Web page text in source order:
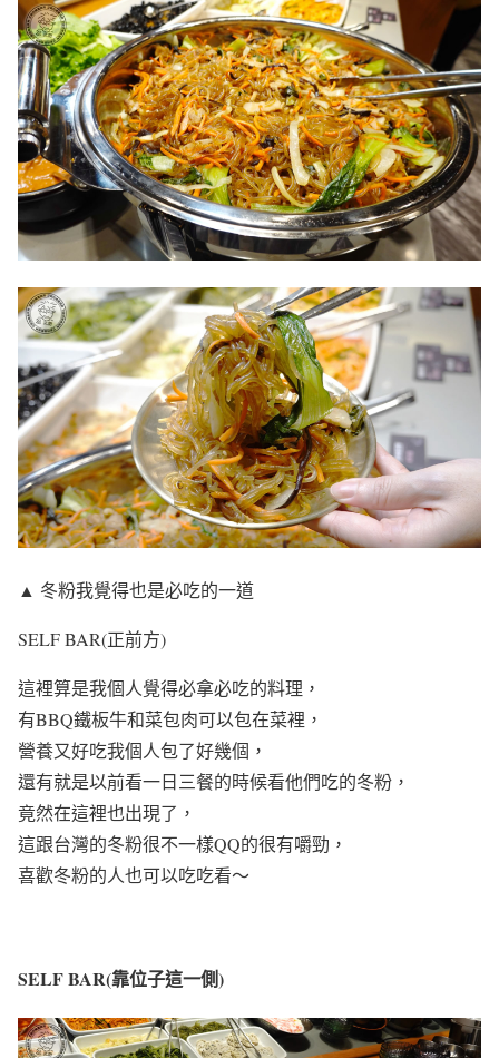
▲ 冬粉我覺得也是必吃的一道
SELF BAR(正前方)
這裡算是我個人覺得必拿必吃的料理，
有BBQ鐵板牛和菜包肉可以包在菜裡，
營養又好吃我個人包了好幾個，
還有就是以前看一日三餐的時候看他們吃的冬粉，
竟然在這裡也出現了，
這跟台灣的冬粉很不一樣QQ的很有嚼勁，
喜歡冬粉的人也可以吃吃看～
SELF BAR(靠位子這一側)